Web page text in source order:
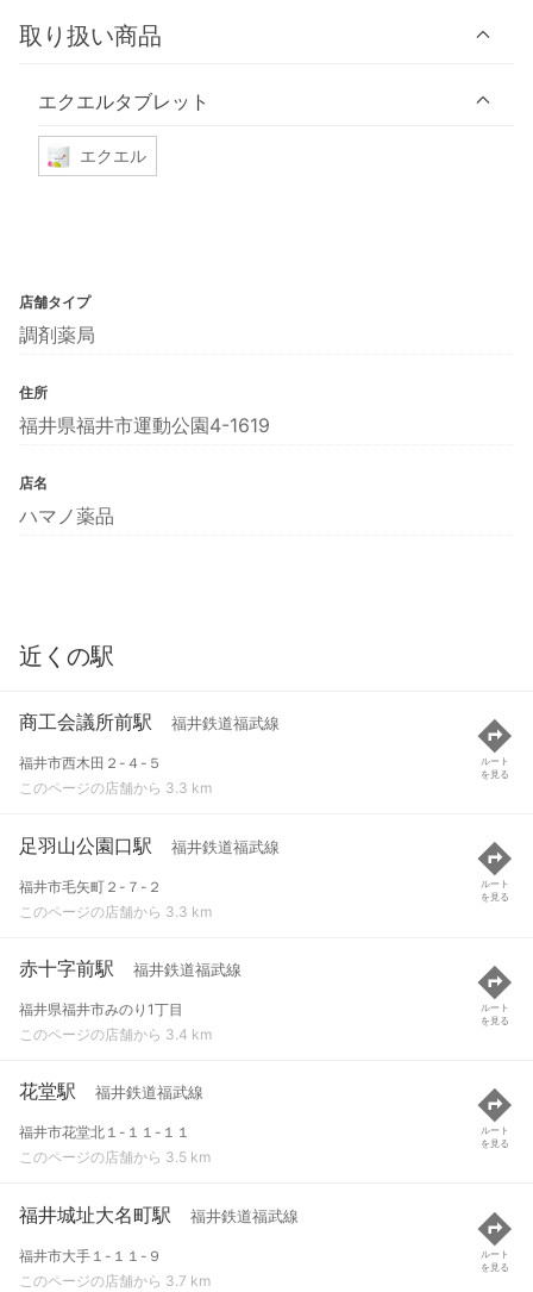
取り扱い商品
エクエルタブレット
エクエル
店舗タイプ
調剤薬局
住所
福井県福井市運動公園4-1619
店名
ハマノ薬品
近くの駅
商工会議所前駅 福井鉄道福武線
福井市西木田２-４-５
このページの店舗から 3.3 km
ルート
を見る
足羽山公園口駅 福井鉄道福武線
福井市毛矢町２-７-２
このページの店舗から 3.3 km
ルート
を見る
赤十字前駅 福井鉄道福武線
福井県福井市みのり1丁目
このページの店舗から 3.4 km
ルート
を見る
花堂駅 福井鉄道福武線
福井市花堂北１-１１-１１
このページの店舗から 3.5 km
ルート
を見る
福井城址大名町駅 福井鉄道福武線
福井市大手１-１１-９
このページの店舗から 3.7 km
ルート
を見る